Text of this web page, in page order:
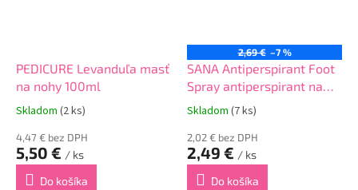
PEDICURE Levanduľa masť
na nohy 100ml
Skladom (2 ks)
4,47 € bez DPH
5,50 € / ks
Do košíka
2,69 € –7 %
SANA Antiperspirant Foot
Spray antiperspirant na
nohy 150ml
Skladom (7 ks)
2,02 € bez DPH
2,49 € / ks
Do košíka